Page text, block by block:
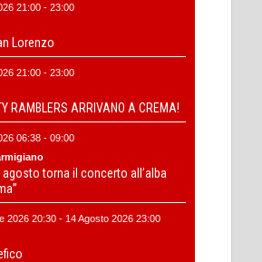
21:00 - 23:00
Lorenzo
21:00 - 23:00
RAMBLERS ARRIVANO A CREMA!
06:38 - 09:00
agosto torna il concerto all’alba
2026 20:30 - 14 Agosto 2026 23:00